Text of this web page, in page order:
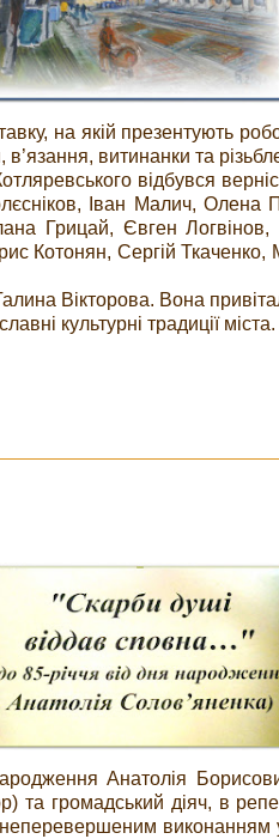
на якій презентують
витинанки та
відбувся
Іван Малич,
Грицай, Євген
Котонян, Сергій Ткаченко,
Вікторова. Вона
культурні традиції міста.
Анатолія
та громадський діяч, в
виконанням